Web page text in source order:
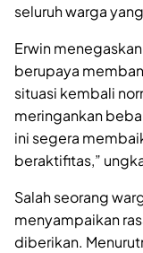
seluruh warga
Erwin
berupaya
situasi kembali
meringankan
ini segera
beraktifitas,”
Salah seorang
menyampaikan
diberikan.